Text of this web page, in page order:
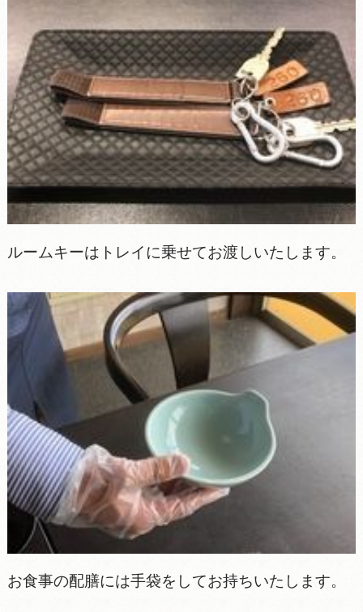
ルームキーはトレイに乗せてお渡しいたします。
お食事の配膳には手袋をしてお持ちいたします。